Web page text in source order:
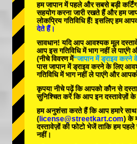
टोक्यो शिबुया एनेक्स
टोक्यो असाकुसा
ओकिनावा
हम जापान मेंपहलेऔरसबसे बड़ी
सहयोग करना जारी रखते हैं और हम
लोकप्रिय गतिविधिहैं! इसलिए हम
देते हैं।
सावधान! यदि आप आवश्यक मूल
आप इस गतिविधि में भाग नहीं ले पाएंगे
(नीचे विवरण में“जापान में ड्राइव करने
पास जापान में ड्राइव करने के लिए
गतिविधि में भाग नहीं ले पाएंगे और
कृपया नीचे पढ़ें कि आपको कौन से
सुनिश्चित करें कि आप इन दस्तावेज़ों
हम अनुशंसा करते हैं कि आप हमारे
( license@streetkart.com) के
दस्तावेज़ों की फोटो भेजें ताकि हम
नहीं।